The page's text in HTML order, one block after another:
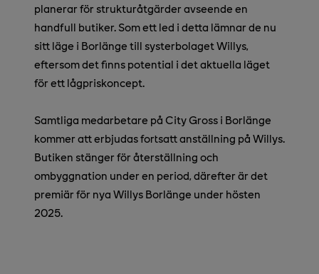
planerar för strukturåtgärder avseende en
handfull butiker. Som ett led i detta lämnar de nu
sitt läge i Borlänge till systerbolaget Willys,
eftersom det finns potential i det aktuella läget
för ett lågpriskoncept.
Samtliga medarbetare på City Gross i Borlänge
kommer att erbjudas fortsatt anställning på Willys.
Butiken stänger för återställning och
ombyggnation under en period, därefter är det
premiär för nya Willys Borlänge under hösten
2025.